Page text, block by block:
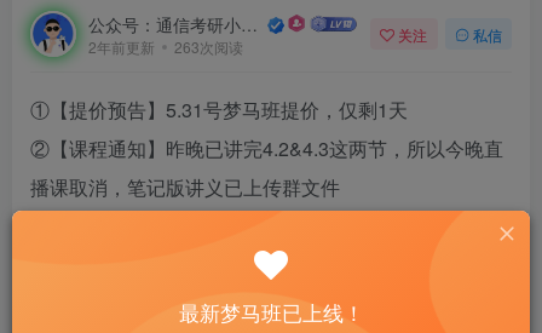
公众号：通信考研小马哥
2年前更新 263次阅读
关注 私信
①【提价预告】5.31号梦马班提价，仅剩1天
②【课程通知】昨晚已讲完4.2&4.3这两节，所以今晚直
播课取消，笔记版讲义已上传群文件
https://tongxinkaoyan.com/10333.html
④【公开课】复旦大学957-5.31早10点：
最新梦马班已上线！